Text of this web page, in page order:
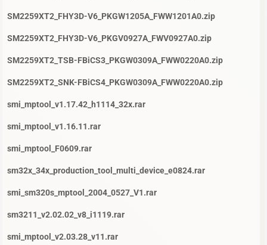
SM2259XT2_FHY3D-V6_PKGW1205A_FWW1201A0.zip
SM2259XT2_FHY3D-V6_PKGV0927A_FWV0927A0.zip
SM2259XT2_TSB-FBiCS3_PKGW0309A_FWW0220A0.zip
SM2259XT2_SNK-FBiCS4_PKGW0309A_FWW0220A0.zip
smi_mptool_v1.17.42_h1114_32x.rar
smi_mptool_v1.16.11.rar
smi_mptool_F0609.rar
sm32x_34x_production_tool_multi_device_e0824.rar
smi_sm320s_mptool_2004_0527_V1.rar
sm3211_v2.02.02_v8_i1119.rar
smi_mptool_v2.03.28_v11.rar